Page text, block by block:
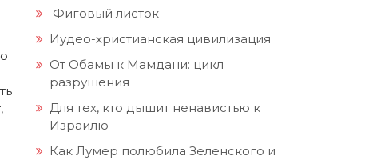
Фиговый листок
Иудео-христианская цивилизация
От Обамы к Мамдани: цикл
разрушения
Для тех, кто дышит ненавистью к
Израилю
Как Лумер полюбила Зеленского и